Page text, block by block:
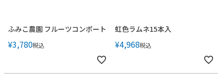
ふみこ農園 フルーツコンポート
¥3,780税込
虹色ラムネ15本入
¥4,968税込